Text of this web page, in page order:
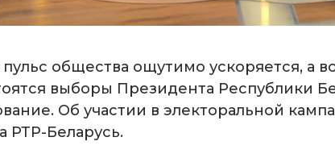
общества ощутимо ускоряется, а
выборы Президента Республики
Об участии в электоральной
РТР-Беларусь.